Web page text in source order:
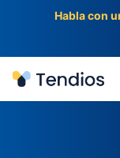
Habla con
Tendios